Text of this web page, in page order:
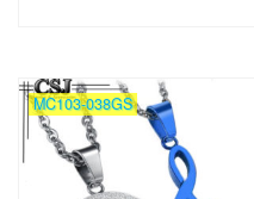
MC103-038GS